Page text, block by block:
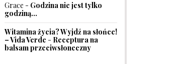
Grace - Godzina nie jest tylko
godziną…
Witamina życia? Wyjdź na słońce!
– Vida Verde - Receptura na
balsam przeciwsłoneczny